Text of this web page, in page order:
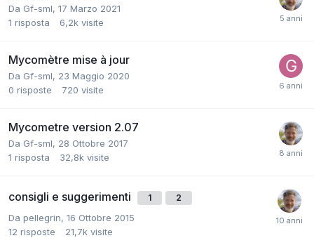
Da Gf-sml, 17 Marzo 2021
1 risposta 6,2k visite
Mycomètre mise à jour
Da Gf-sml, 23 Maggio 2020
0 risposte 720 visite
Mycometre version 2.07
Da Gf-sml, 28 Ottobre 2017
1 risposta 32,8k visite
consigli e suggerimenti 1 2
Da pellegrin, 16 Ottobre 2015
12 risposte 21,7k visite